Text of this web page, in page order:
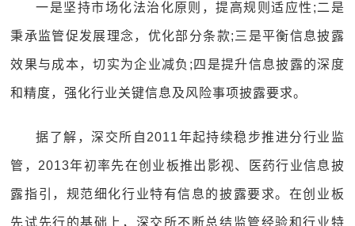
一是坚持市场化法治化原则，提高规则适应性;二是
秉承监管促发展理念，优化部分条款;三是平衡信息披露
效果与成本，切实为企业减负;四是提升信息披露的深度
和精度，强化行业关键信息及风险事项披露要求。
据了解，深交所自2011年起持续稳步推进分行业监
管，2013年初率先在创业板推出影视、医药行业信息披
露指引，规范细化行业特有信息的披露要求。在创业板
先试先行的基础上，深交所不断总结监管经验和行业特